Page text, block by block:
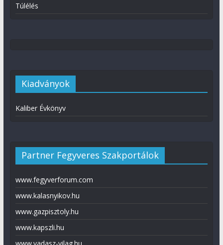
Túlélés
Kiadványok
Kaliber Évkönyv
Partner Fegyveres Szakportálok
www.fegyverforum.com
www.kalasnyikov.hu
www.gazpisztoly.hu
www.kapszli.hu